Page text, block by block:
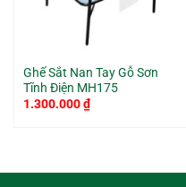
Ghế Sắt Nan Tay Gỗ Sơn
Tĩnh Điện MH175
1.300.000₫